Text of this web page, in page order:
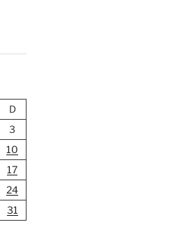
D
3
10
17
24
31